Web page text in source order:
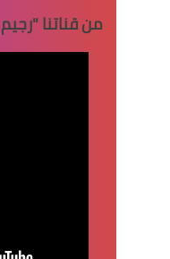
من قناتنا "